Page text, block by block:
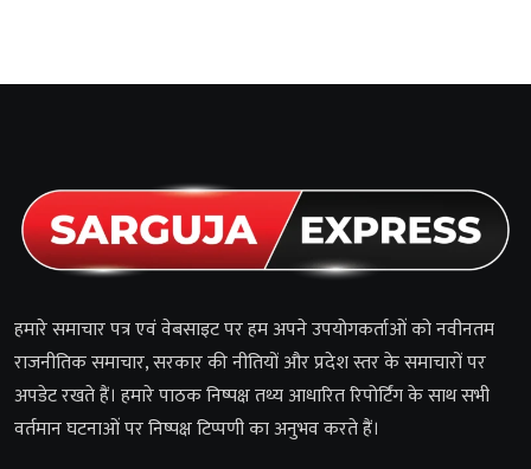
हमारे समाचार पत्र एवं वेबसाइट पर हम अपने उपयोगकर्ताओं को नवीनतम
राजनीतिक समाचार, सरकार की नीतियों और प्रदेश स्तर के समाचारों पर
अपडेट रखते हैं। हमारे पाठक निष्पक्ष तथ्य आधारित रिपोर्टिंग के साथ सभी
वर्तमान घटनाओं पर निष्पक्ष टिप्पणी का अनुभव करते हैं।